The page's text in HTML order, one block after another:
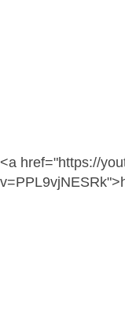
<a href="https://